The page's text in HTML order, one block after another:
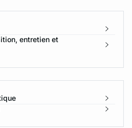
entretien et